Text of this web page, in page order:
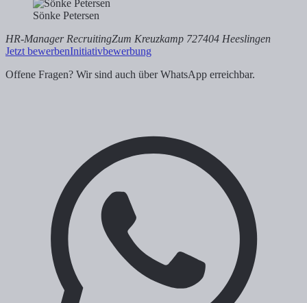
Sönke Petersen
HR-Manager RecruitingZum Kreuzkamp 727404 Heeslingen
Jetzt bewerbenInitiativbewerbung
Offene Fragen? Wir sind auch über WhatsApp erreichbar.